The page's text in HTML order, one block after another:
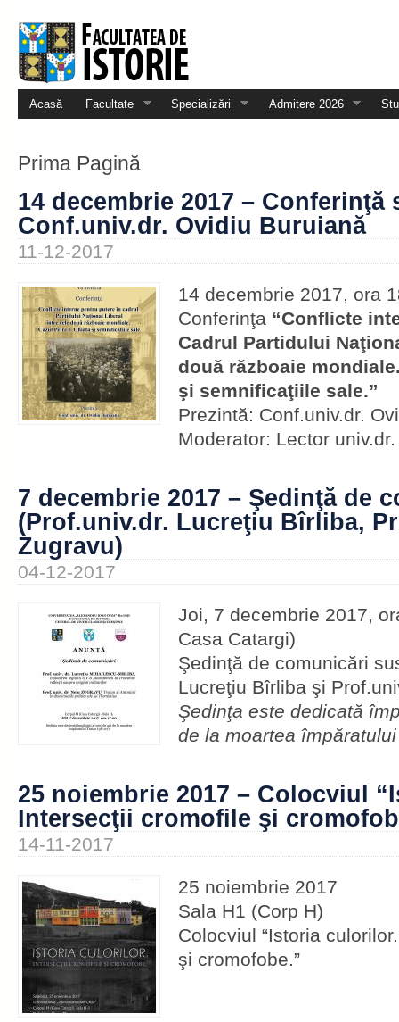
Acasă Facultate Specializări Admitere 2026
Prima Pagină
14 decembrie 2017 – Conferinţă
Conf.univ.dr. Ovidiu Buruiană
11-12-2017
14 decembrie 2017, ora
Conferinţa “Conflicte
Cadrul Partidului
două războaie
şi semnificaţiile sale.”
Prezintă: Conf.univ.dr.
Moderator: Lector
7 decembrie 2017 – Şedinţă de
(Prof.univ.dr. Lucreţiu Bîrliba,
Zugravu)
04-12-2017
Joi, 7 decembrie 2017,
Casa Catargi)
Şedinţă de comunicări
Lucreţiu Bîrliba şi
Şedinţa este dedicată
de la moartea
25 noiembrie 2017 – Colocviul
Intersecţii cromofile şi
14-11-2017
25 noiembrie 2017
Sala H1 (Corp H)
Colocviul “Istoria
şi cromofobe.”